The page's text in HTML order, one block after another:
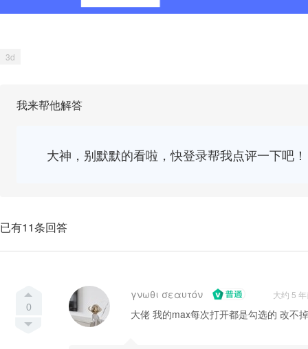
3d
我来帮他解答
大神，别默默的看啦，快登录帮我点评一下吧！
已有11条回答
0
γνωθι σεαυτόν 大约 5
大佬 我的max每次打开都是勾选的 改不